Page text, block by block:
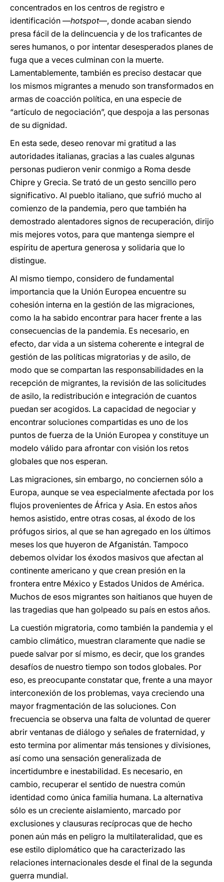
concentrados en los centros de registro e
identificación —hotspot—, donde acaban siendo
presa fácil de la delincuencia y de los traficantes de
seres humanos, o por intentar desesperados planes de
fuga que a veces culminan con la muerte.
Lamentablemente, también es preciso destacar que
los mismos migrantes a menudo son transformados en
armas de coacción política, en una especie de
“artículo de negociación”, que despoja a las personas
de su dignidad.
En esta sede, deseo renovar mi gratitud a las
autoridades italianas, gracias a las cuales algunas
personas pudieron venir conmigo a Roma desde
Chipre y Grecia. Se trató de un gesto sencillo pero
significativo. Al pueblo italiano, que sufrió mucho al
comienzo de la pandemia, pero que también ha
demostrado alentadores signos de recuperación, dirijo
mis mejores votos, para que mantenga siempre el
espíritu de apertura generosa y solidaria que lo
distingue.
Al mismo tiempo, considero de fundamental
importancia que la Unión Europea encuentre su
cohesión interna en la gestión de las migraciones,
como la ha sabido encontrar para hacer frente a las
consecuencias de la pandemia. Es necesario, en
efecto, dar vida a un sistema coherente e integral de
gestión de las políticas migratorias y de asilo, de
modo que se compartan las responsabilidades en la
recepción de migrantes, la revisión de las solicitudes
de asilo, la redistribución e integración de cuantos
puedan ser acogidos. La capacidad de negociar y
encontrar soluciones compartidas es uno de los
puntos de fuerza de la Unión Europea y constituye un
modelo válido para afrontar con visión los retos
globales que nos esperan.
Las migraciones, sin embargo, no conciernen sólo a
Europa, aunque se vea especialmente afectada por los
flujos provenientes de África y Asia. En estos años
hemos asistido, entre otras cosas, al éxodo de los
prófugos sirios, al que se han agregado en los últimos
meses los que huyeron de Afganistán. Tampoco
debemos olvidar los éxodos masivos que afectan al
continente americano y que crean presión en la
frontera entre México y Estados Unidos de América.
Muchos de esos migrantes son haitianos que huyen de
las tragedias que han golpeado su país en estos años.
La cuestión migratoria, como también la pandemia y el
cambio climático, muestran claramente que nadie se
puede salvar por sí mismo, es decir, que los grandes
desafíos de nuestro tiempo son todos globales. Por
eso, es preocupante constatar que, frente a una mayor
interconexión de los problemas, vaya creciendo una
mayor fragmentación de las soluciones. Con
frecuencia se observa una falta de voluntad de querer
abrir ventanas de diálogo y señales de fraternidad, y
esto termina por alimentar más tensiones y divisiones,
así como una sensación generalizada de
incertidumbre e inestabilidad. Es necesario, en
cambio, recuperar el sentido de nuestra común
identidad como única familia humana. La alternativa
sólo es un creciente aislamiento, marcado por
exclusiones y clausuras recíprocas que de hecho
ponen aún más en peligro la multilateralidad, que es
ese estilo diplomático que ha caracterizado las
relaciones internacionales desde el final de la segunda
guerra mundial.